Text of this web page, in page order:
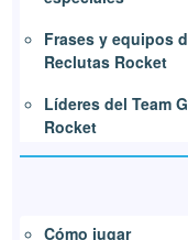
Frases y equipos
Reclutas Rocket
Líderes del Team
Rocket
Cómo jugar